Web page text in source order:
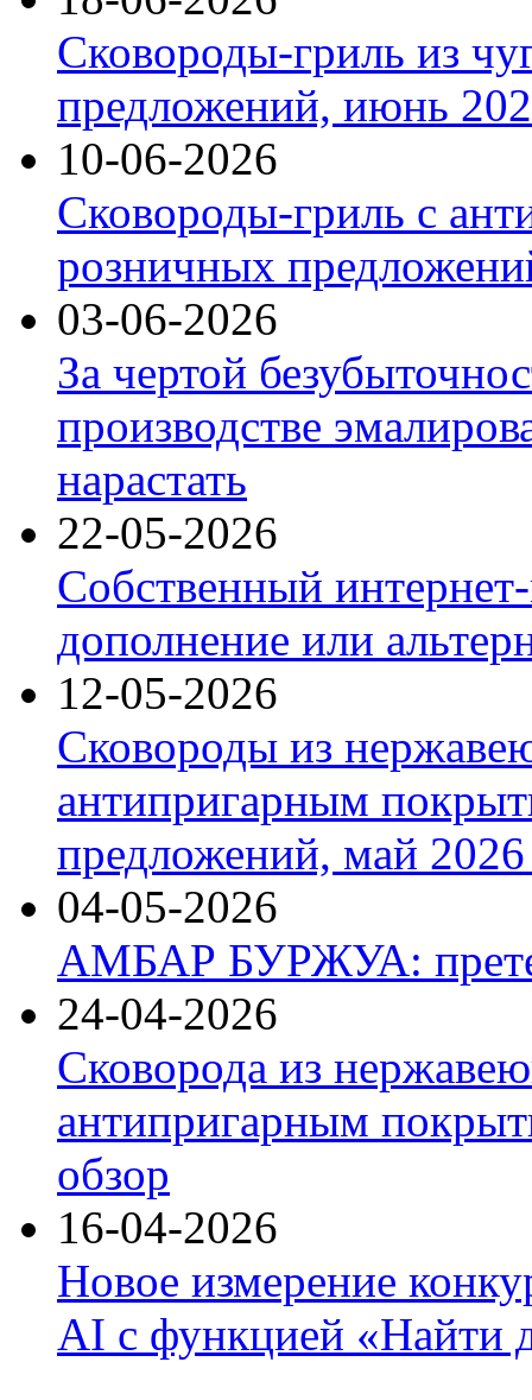
Сковороды-гриль из
предложений, июнь
10-06-2026
Сковороды-гриль с
розничных
03-06-2026
За чертой
производстве
нарастать
22-05-2026
Собственный
дополнение или
12-05-2026
Сковороды из
антипригарным
предложений, май 2026
04-05-2026
АМБАР БУРЖУА:
24-04-2026
Сковорода из
антипригарным
обзор
16-04-2026
Новое измерение
AI с функцией «Найти